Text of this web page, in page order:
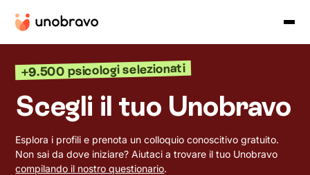
+9.500 psicologi selezionati
Scegli il tuo Unobravo
Esplora i profili e prenota un colloquio conoscitivo gratuito.
Non sai da dove iniziare? Aiutaci a trovare il tuo Unobravo
compilando il nostro questionario.